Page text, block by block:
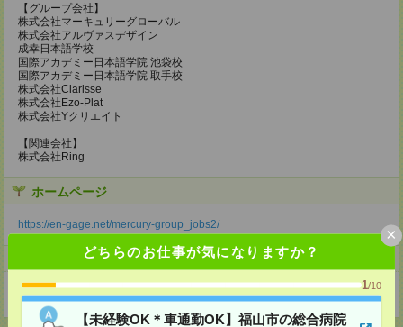
どちらのお仕事が気になりますか？
1/10
【未経験OK＊車通勤OK】福山市の総合病院
×
【グループ会社】
株式会社マーキュリーグローバル
株式会社アルヴァスデザイン
成幸日本語学校
国際アカデミー日本語学院 池袋校
国際アカデミー日本語学院 取手校
株式会社Clarisse
株式会社Ezo-Plat
株式会社Yクリエイト
【関連会社】
株式会社Ring
ホームページ
https://en-gage.net/mercury-group_jobs2/
東京都新宿区西新宿1-26-2新宿野村ビル23階